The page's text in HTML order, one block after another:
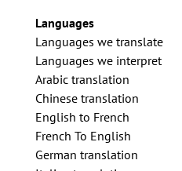
Languages
Languages we translate
Languages we interpret
Arabic translation
Chinese translation
English to French
French To English
German translation